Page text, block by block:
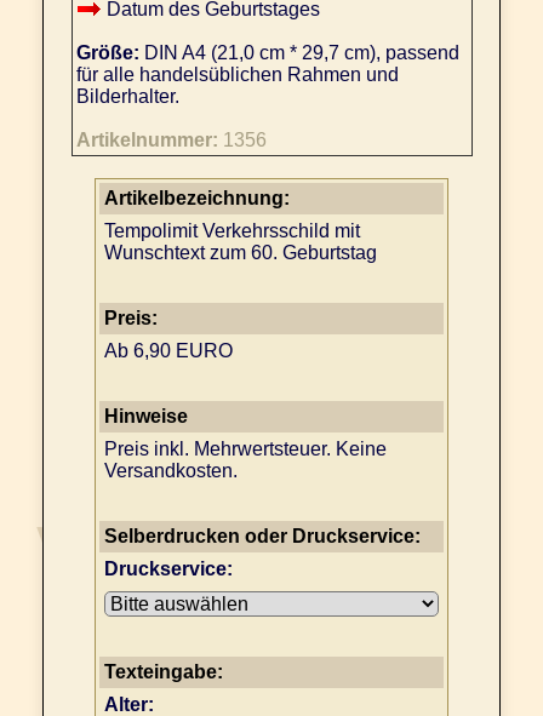
Datum des Geburtstages
Größe: DIN A4 (21,0 cm * 29,7 cm), passend
für alle handelsüblichen Rahmen und
Bilderhalter.
Artikelnummer: 1356
Artikelbezeichnung:
Tempolimit Verkehrsschild mit
Wunschtext zum 60. Geburtstag
Preis:
Ab 6,90 EURO
Hinweise
Preis inkl. Mehrwertsteuer. Keine
Versandkosten.
Selberdrucken oder Druckservice:
Druckservice:
Texteingabe:
Alter: